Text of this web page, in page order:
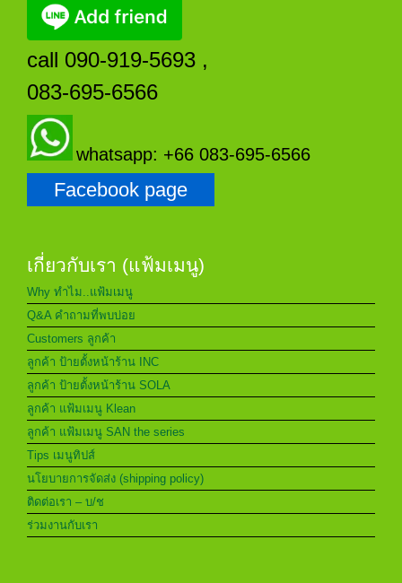
call 090-919-5693 ,
083-695-6566
whatsapp: +66 083-695-6566
Facebook page
เกี่ยวกับเรา (แฟ้มเมนู)
Why ทำไม..แฟ้มเมนู
Q&A คำถามที่พบบ่อย
Customers ลูกค้า
ลูกค้า ป้ายตั้งหน้าร้าน INC
ลูกค้า ป้ายตั้งหน้าร้าน SOLA
ลูกค้า แฟ้มเมนู Klean
ลูกค้า แฟ้มเมนู SAN the series
Tips เมนูทิปส์
นโยบายการจัดส่ง (shipping policy)
ติดต่อเรา – บ/ช
ร่วมงานกับเรา